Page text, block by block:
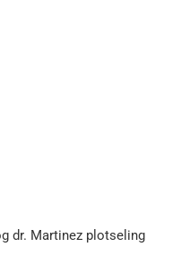
dr. Martinez plotseling